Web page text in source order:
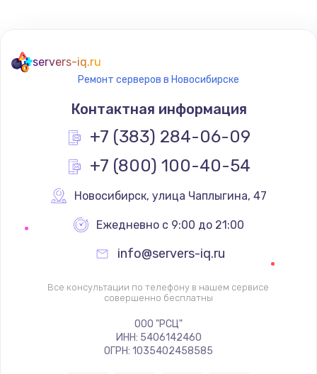
Ремонт разъема питания
745 руб.
Заказать
Замена видеокарты
1600 руб.
Ремонт цепей питания
Заказать
Замена жесткого диска
750 руб.
servers-iq.ru
Ремонт серверов в Новосибирске
Контактная информация
+7 (383) 284-06-09
+7 (800) 100-40-54
Новосибирск, улица Чаплыгина, 47
Ежедневно с 9:00 до 21:00
info@servers-iq.ru
Все консультации по телефону в нашем сервисе
совершенно бесплатны
ООО "РСЦ"
ИНН: 5406142460
ОГРН: 1035402458585